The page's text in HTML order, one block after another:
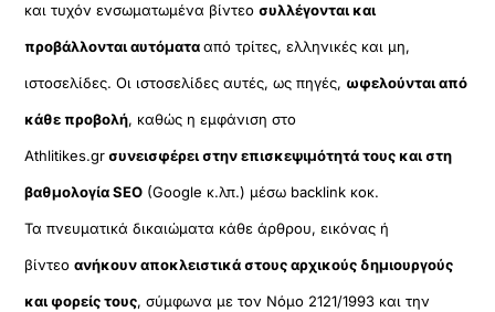
και τυχόν ενσωματωμένα βίντεοσυλλέγονται και
προβάλλονται αυτόματααπό τρίτες, ελληνικές και μη,
ιστοσελίδες. Οι ιστοσελίδες αυτές, ως πηγές, ωφελούνται από
κάθε προβολή, καθώς η εμφάνιση στο
Athlitikes.grσυνεισφέρει στην επισκεψιμότητά τους και στη
βαθμολογία SEO (Google κ.λπ.) μέσω backlink κοκ.
Τα πνευματικά δικαιώματα κάθε άρθρου, εικόνας ή
βίντεοανήκουν αποκλειστικά στους αρχικούς δημιουργούς
και φορείς τους, σύμφωνα με τον Νόμο 2121/1993 και την